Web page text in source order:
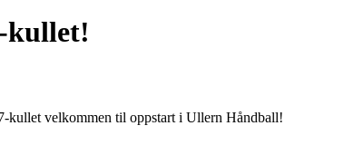
kullet!
kullet velkommen til oppstart i Ullern Håndball!